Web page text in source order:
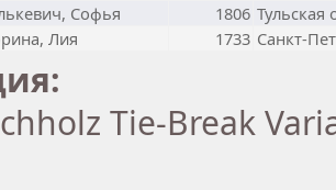
Софья 1806 Тульская
Лия 1733 Санкт-
Tie-Break